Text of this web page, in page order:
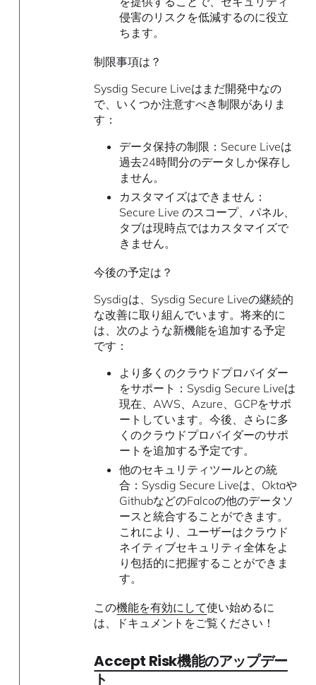
侵害のリスクを低減するのに役立
ちます。
制限事項は？
Sysdig Secure Liveはまだ開発中なの
で、いくつか注意すべき制限がありま
す：
データ保持の制限：Secure Liveは
過去24時間分のデータしか保存し
ません。
カスタマイズはできません：
Secure Live のスコープ、パネル、
タブは現時点ではカスタマイズで
きません。
今後の予定は？
Sysdigは、Sysdig Secure Liveの継続的
な改善に取り組んでいます。将来的に
は、次のような新機能を追加する予定
です：
より多くのクラウドプロバイダー
をサポート：Sysdig Secure Liveは
現在、AWS、Azure、GCPをサポ
ートしています。今後、さらに多
くのクラウドプロバイダーのサポ
ートを追加する予定です。
他のセキュリティツールとの統
合：Sysdig Secure Liveは、Oktaや
GithubなどのFalcoの他のデータソ
ースと統合することができます。
これにより、ユーザーはクラウド
ネイティブセキュリティ全体をよ
り包括的に把握することができま
す。
この機能を有効にして使い始めるに
は、ドキュメントをご覧ください！
Accept Risk機能のアップデー
ト